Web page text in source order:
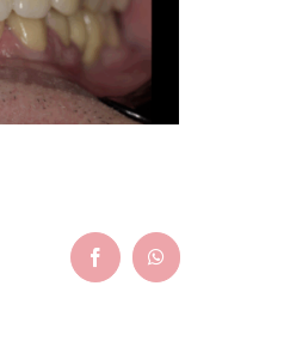
FacebookWhatsApp